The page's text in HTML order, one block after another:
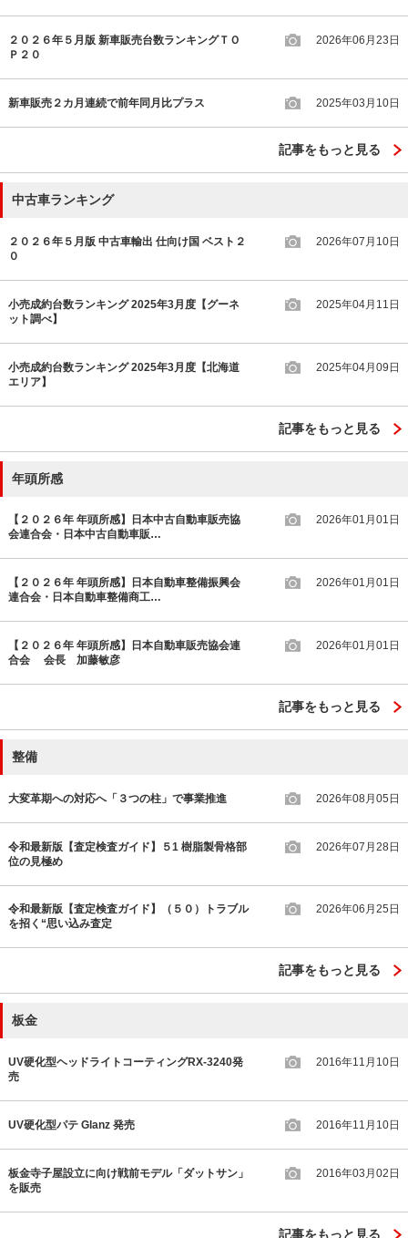
２０２６年５月版 新車販売台数ランキングＴＯ
Ｐ２０
2026年06月23日
新車販売２カ月連続で前年同月比プラス 2025年03月10日
記事をもっと見る
中古車ランキング
２０２６年５月版 中古車輸出 仕向け国 ベスト２
０
2026年07月10日
小売成約台数ランキング 2025年3月度【グーネ
ット調べ】
2025年04月11日
小売成約台数ランキング 2025年3月度【北海道
エリア】
2025年04月09日
記事をもっと見る
年頭所感
【２０２６年 年頭所感】日本中古自動車販売協
会連合会・日本中古自動車販…
2026年01月01日
【２０２６年 年頭所感】日本自動車整備振興会
連合会・日本自動車整備商工…
2026年01月01日
【２０２６年 年頭所感】日本自動車販売協会連
合会 会長 加藤敏彦
2026年01月01日
記事をもっと見る
整備
大変革期への対応へ「３つの柱」で事業推進 2026年08月05日
令和最新版【査定検査ガイド】５1 樹脂製骨格部
位の見極め
2026年07月28日
令和最新版【査定検査ガイド】（５０）トラブル
を招く“思い込み査定
2026年06月25日
記事をもっと見る
板金
UV硬化型ヘッドライトコーティングRX-3240発
売
2016年11月10日
UV硬化型パテ Glanz 発売 2016年11月10日
板金寺子屋設立に向け戦前モデル「ダットサン」
を販売
2016年03月02日
記事をもっと見る